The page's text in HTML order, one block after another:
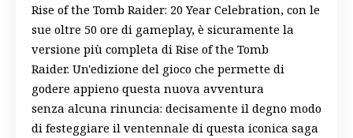
Rise of the Tomb Raider: 20 Year Celebration, con le
sue oltre 50 ore di gameplay, è sicuramente la
versione più completa di Rise of the Tomb
Raider. Un'edizione del gioco che permette di
godere appieno questa nuova avventura
senza alcuna rinuncia: decisamente il degno modo
di festeggiare il ventennale di questa iconica saga